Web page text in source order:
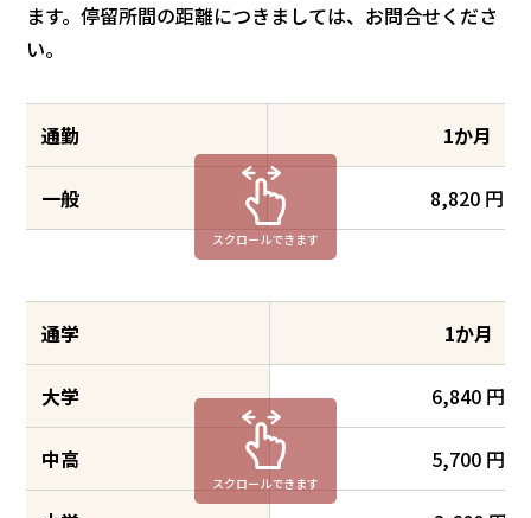
ます。停留所間の距離につきましては、お問合せくださ
い。
通勤 1か月
一般 8,820 円
スクロールできます
通学 1か月
大学 6,840 円
中高 5,700 円
スクロールできます